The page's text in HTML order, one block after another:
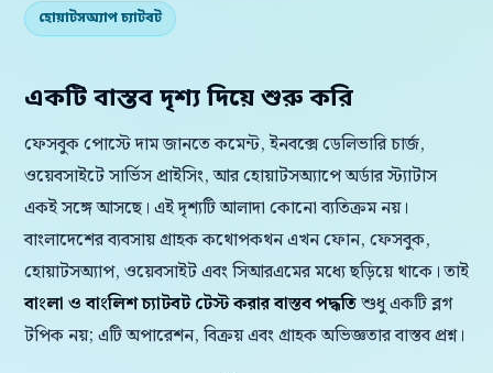
হোয়াটসঅ্যাপ চ্যাটবট
একটি বাস্তব দৃশ্য দিয়ে শুরু করি
ফেসবুক পোস্টে দাম জানতে কমেন্ট, ইনবক্সে ডেলিভারি চার্জ,
ওয়েবসাইটে সার্ভিস প্রাইসিং, আর হোয়াটসঅ্যাপে অর্ডার স্ট্যাটাস
একই সঙ্গে আসছে। এই দৃশ্যটি আলাদা কোনো ব্যতিক্রম নয়।
বাংলাদেশের ব্যবসায় গ্রাহক কথোপকথন এখন ফোন, ফেসবুক,
হোয়াটসঅ্যাপ, ওয়েবসাইট এবং সিআরএমের মধ্যে ছড়িয়ে থাকে। তাই
বাংলা ও বাংলিশ চ্যাটবট টেস্ট করার বাস্তব পদ্ধতিশুধু একটি ব্লগ
টপিক নয়; এটি অপারেশন, বিক্রয় এবং গ্রাহক অভিজ্ঞতার বাস্তব প্রশ্ন।